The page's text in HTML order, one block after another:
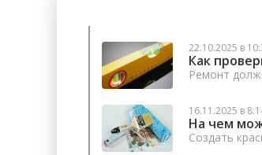
22.10.2025 в
Как
Ремонт
16.11.2025 в
На чем
Создать